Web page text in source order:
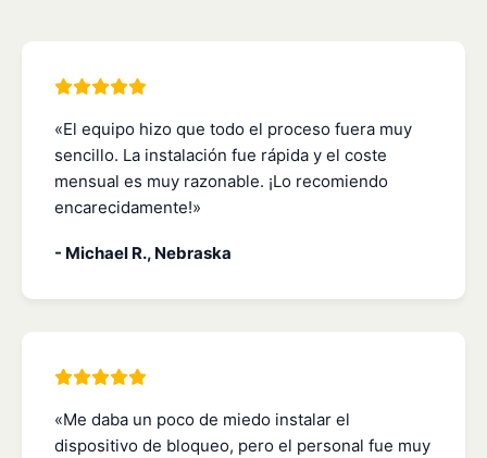
«El equipo hizo que todo el proceso fuera muy
sencillo. La instalación fue rápida y el coste
mensual es muy razonable. ¡Lo recomiendo
encarecidamente!»
- Michael R., Nebraska
«Me daba un poco de miedo instalar el
dispositivo de bloqueo, pero el personal fue muy